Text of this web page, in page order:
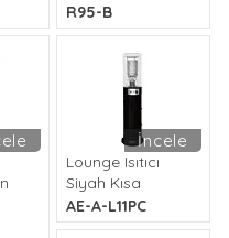
R95-B
İncele
Lounge Isıtıcı
Siyah Kısa
AE-A-L11PC